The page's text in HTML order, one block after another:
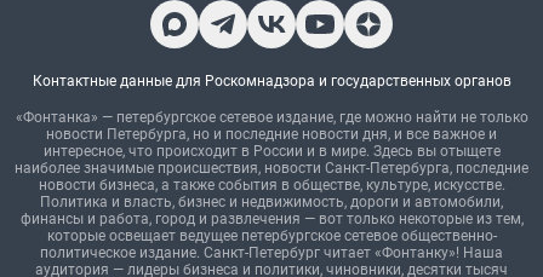
Контактные данные для Роскомнадзора и государственных органов
«Фонтанка» — петербургское сетевое издание, где можно найти не только
новости Петербурга, но и последние новости дня, и все важное и
интересное, что происходит в России и в мире. Здесь вы отыщете
наиболее значимые происшествия, новости Санкт-Петербурга, последние
новости бизнеса, а также события в обществе, культуре, искусстве.
Политика и власть, бизнес и недвижимость, дороги и автомобили,
финансы и работа, город и развлечения — вот только некоторые из тем,
которые освещает ведущее петербургское сетевое общественно-
политическое издание. Санкт-Петербург читает «Фонтанку»! Наша
аудитория — лидеры бизнеса и политики, чиновники, десятки тысяч